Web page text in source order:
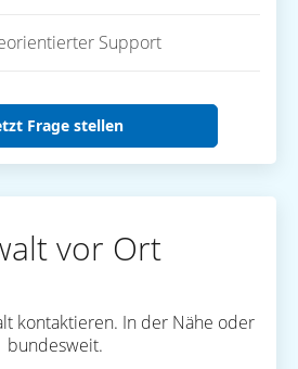
Support
Frage stellen
vor Ort
kontaktieren. In der Nähe oder
bundesweit.